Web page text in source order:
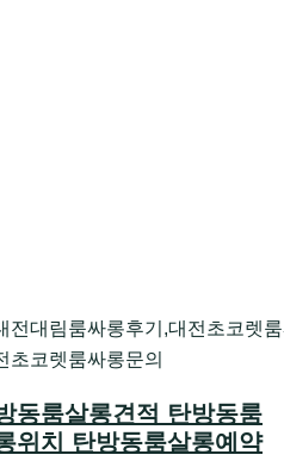
전대림룸싸롱후기,대전초코렛
초코렛룸싸롱문의
동룸살롱견적 탄방동룸
위치 탄방동룸살롱예약